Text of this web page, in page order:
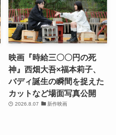
映画『時給三〇〇円の死
神』西畑大吾×福本莉子、
バディ誕生の瞬間を捉えた
カットなど場面写真公開
2026.8.07 新作映画